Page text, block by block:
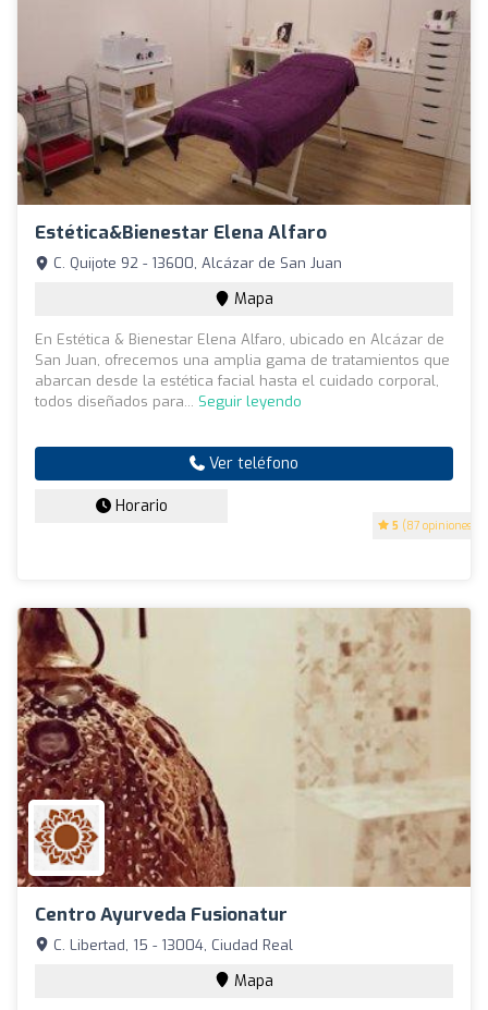
Estética&Bienestar Elena Alfaro
5 (87 opiniones)
C. Quijote 92 - 13600, Alcázar de San Juan
Mapa
En Estética & Bienestar Elena Alfaro, ubicado en Alcázar de
San Juan, ofrecemos una amplia gama de tratamientos que
abarcan desde la estética facial hasta el cuidado corporal,
todos diseñados para... Seguir leyendo
Ver teléfono
Horario
Centro Ayurveda Fusionatur
C. Libertad, 15 - 13004, Ciudad Real
Mapa